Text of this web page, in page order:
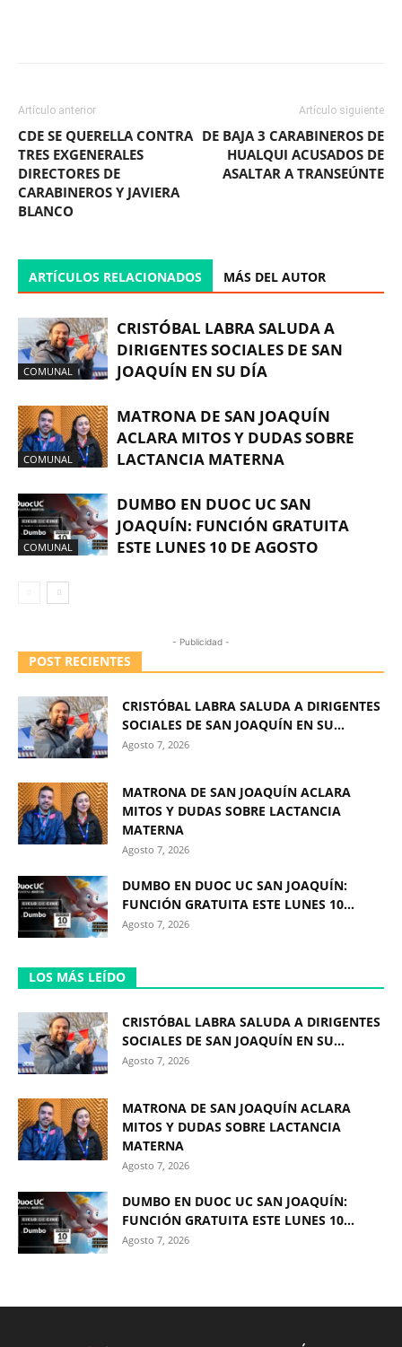
Artículo anterior
CDE SE QUERELLA CONTRA
TRES EXGENERALES
DIRECTORES DE
CARABINEROS Y JAVIERA
BLANCO
Artículo siguiente
DE BAJA 3 CARABINEROS DE
HUALQUI ACUSADOS DE
ASALTAR A TRANSEÚNTE
ARTÍCULOS RELACIONADOS MÁS DEL AUTOR
COMUNAL
CRISTÓBAL LABRA SALUDA A
DIRIGENTES SOCIALES DE SAN
JOAQUÍN EN SU DÍA
COMUNAL
MATRONA DE SAN JOAQUÍN
ACLARA MITOS Y DUDAS SOBRE
LACTANCIA MATERNA
COMUNAL
DUMBO EN DUOC UC SAN
JOAQUÍN: FUNCIÓN GRATUITA
ESTE LUNES 10 DE AGOSTO
- Publicidad -
POST RECIENTES
CRISTÓBAL LABRA SALUDA A DIRIGENTES
SOCIALES DE SAN JOAQUÍN EN SU...
Agosto 7, 2026
MATRONA DE SAN JOAQUÍN ACLARA
MITOS Y DUDAS SOBRE LACTANCIA
MATERNA
Agosto 7, 2026
DUMBO EN DUOC UC SAN JOAQUÍN:
FUNCIÓN GRATUITA ESTE LUNES 10...
Agosto 7, 2026
LOS MÁS LEÍDO
CRISTÓBAL LABRA SALUDA A DIRIGENTES
SOCIALES DE SAN JOAQUÍN EN SU...
Agosto 7, 2026
MATRONA DE SAN JOAQUÍN ACLARA
MITOS Y DUDAS SOBRE LACTANCIA
MATERNA
Agosto 7, 2026
DUMBO EN DUOC UC SAN JOAQUÍN:
FUNCIÓN GRATUITA ESTE LUNES 10...
Agosto 7, 2026